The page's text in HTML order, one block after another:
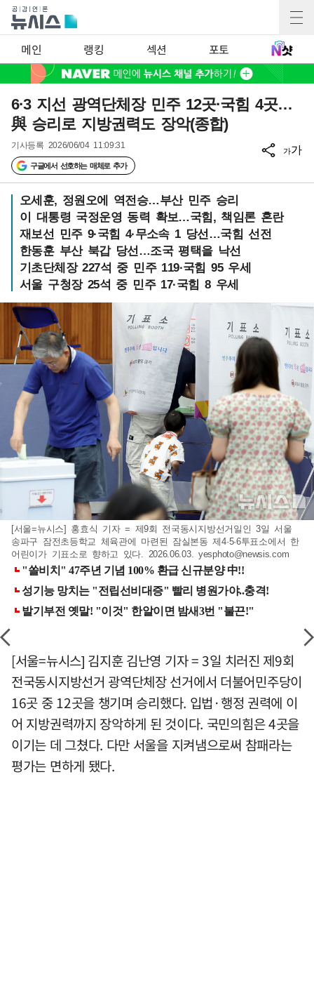
메인 랭킹 섹션 포토
6·3 지선 광역단체장 민주 12곳·국힘 4곳…
與 승리로 지방권력도 장악(종합)
기사등록 2026/06/04 11:09:31
구글에서 선호하는 매체로 추가
가가
오세훈, 정원오에 역전승…부산 민주 승리
이 대통령 국정운영 동력 확보…국힘, 책임론 혼란
재보선 민주 9·국힘 4·무소속 1 당선…국힘 선전
한동훈 부산 북갑 당선…조국 평택을 낙선
기초단체장 227석 중 민주 119·국힘 95 우세
서울 구청장 25석 중 민주 17·국힘 8 우세
[서울=뉴시스] 홍효식 기자 = 제9회 전국동시지방선거일인 3일 서울
송파구 잠전초등학교 체육관에 마련된 잠실본동 제4·5·6투표소에서 한
어린이가 기표소로 향하고 있다. 2026.06.03. yesphoto@newsis.com
[서울=뉴시스] 김지훈 김난영 기자 = 3일 치러진 제9회
전국동시지방선거 광역단체장 선거에서 더불어민주당이
16곳 중 12곳을 챙기며 승리했다. 입법·행정 권력에 이
어 지방권력까지 장악하게 된 것이다. 국민의힘은 4곳을
이기는 데 그쳤다. 다만 서울을 지켜냄으로써 참패라는
평가는 면하게 됐다.